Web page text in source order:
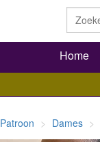
Home
Patroon Dames